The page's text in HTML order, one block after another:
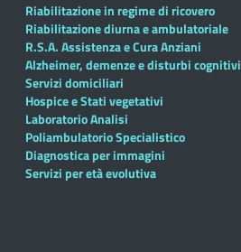
Riabilitazione in regime di ricovero
Riabilitazione diurna e ambulatoriale
R.S.A. Assistenza e Cura Anziani
Alzheimer, demenze e disturbi cognitivi
Servizi domiciliari
Hospice e Stati vegetativi
Laboratorio Analisi
Poliambulatorio Specialistico
Diagnostica per immagini
Servizi per età evolutiva